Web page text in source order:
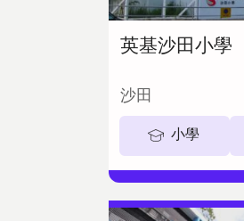
英基沙田小學
沙田
小學